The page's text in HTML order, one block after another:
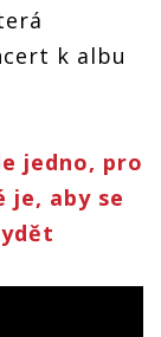
k albu
jedno, pro
je, aby se